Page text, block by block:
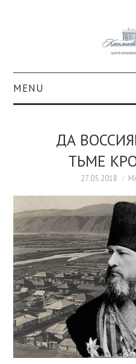
MENU
КОЛЛЕКЦИИ
КУЛЬТУРА
ОБРАЗОВАНИЕ
ПРОСВЕЩЕНИЕ
ДА
ТЬМЕ
27.05.2018